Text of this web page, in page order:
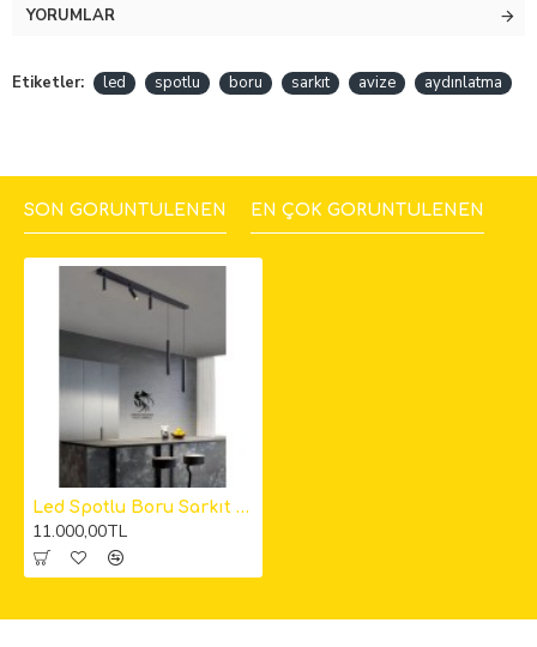
YORUMLAR
Etiketler: led spotlu boru sarkıt avize aydınlatma
SON GÖRÜNTÜLENEN EN ÇOK GÖRÜNTÜLENEN
Led Spotlu Boru Sarkıt Avize
11.000,00TL